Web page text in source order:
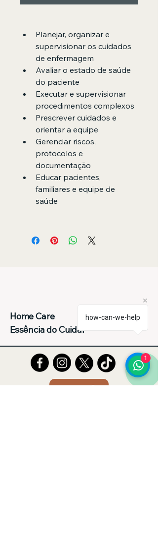
Planejar, organizar e
supervisionar os cuidados
de enfermagem
Avaliar o estado de saúde
do paciente
Executar e supervisionar
procedimentos complexos
Prescrever cuidados e
orientar a equipe
Gerenciar riscos,
protocolos e
documentação
Educar pacientes,
familiares e equipe de
saúde
Home Care
Essência do Cuidar
how-can-we-help
1